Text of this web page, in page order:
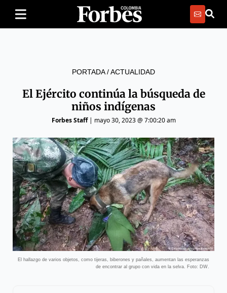
PORTADA/ACTUALIDAD
El Ejército continúa la búsqueda de
niños indígenas
Forbes Staff| mayo 30, 2023 @ 7:00:20 am
El hallazgo de varios objetos, como tijeras, biberones y pañales, aumentan las esperanzas
de encontrar al grupo con vida en la selva. Foto: DW.